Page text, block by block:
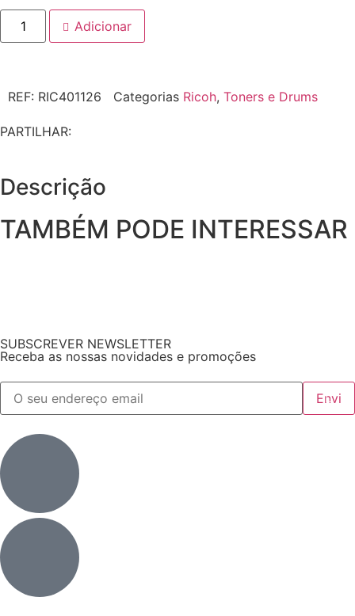
Adicionar
REF: RIC401126 Categorias Ricoh, Toners e Drums
PARTILHAR:
Descrição
TAMBÉM PODE INTERESSAR
SUBSCREVER NEWSLETTER
Receba as nossas novidades e promoções